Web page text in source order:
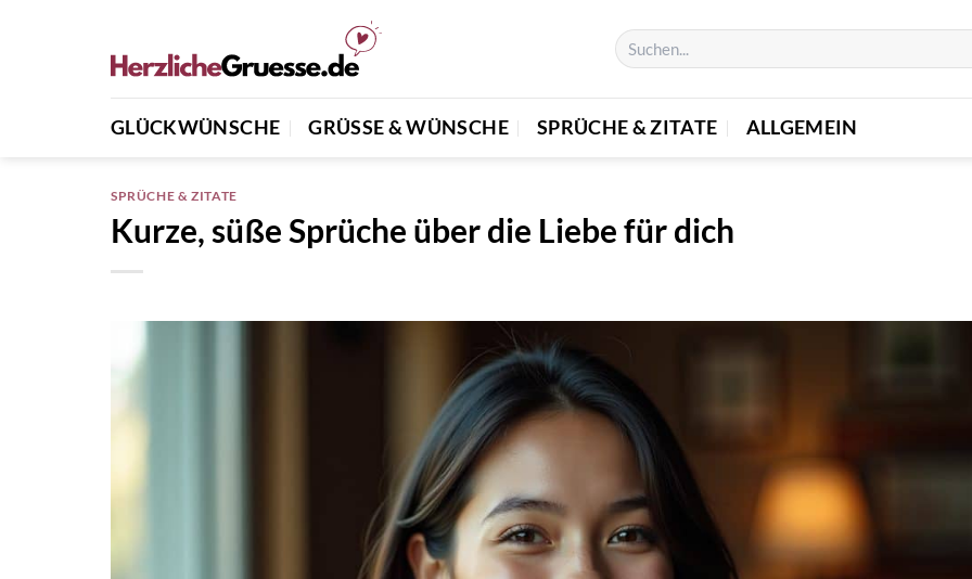
GLÜCKWÜNSCHE GRÜSSE & WÜNSCHE SPRÜCHE & ZITATE ALLGEMEIN
SPRÜCHE & ZITATE
Kurze, süße Sprüche über die Liebe für dich